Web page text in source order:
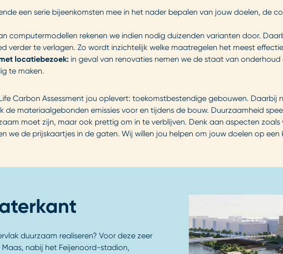
een serie bijeenkomsten mee in het nader bepalen van jouw doelen, de
computermodellen rekenen we indien nodig duizenden varianten door.
verder te verlagen. Zo wordt inzichtelijk welke maatregelen het meest
locatiebezoek: in geval van renovaties nemen we de staat van
te maken.
Carbon Assessment jou oplevert: toekomstbestendige gebouwen. Daarbij
materiaalgebonden emissies voor en tijdens de bouw. Duurzaamheid
moet zijn, maar ook prettig om in te verblijven. Denk aan aspecten zoals
we de prijskaartjes in de gaten. Wij willen jou helpen om jouw doelen op een
duurzaam realiseren? Voor deze zeer
nabij het Feijenoord-stadion,